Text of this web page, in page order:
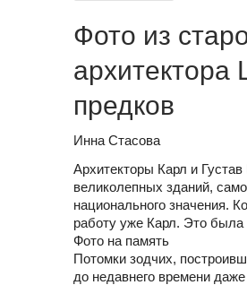
Фото из
архитектора
предков
Инна Стасова
Архитекторы Карл и
великолепных зданий,
национального значения.
работу уже Карл. Это была
Фото на память
Потомки зодчих,
до недавнего времени